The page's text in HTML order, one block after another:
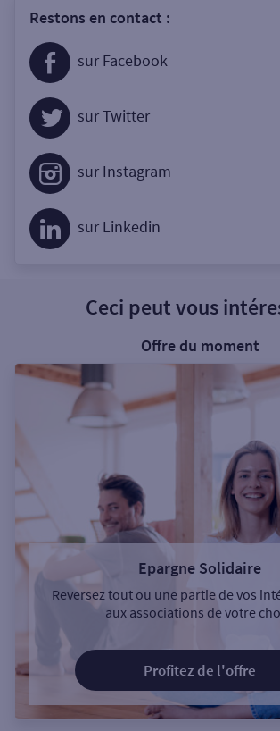
Restons en contact :
sur Facebook
sur Twitter
sur Instagram
sur Linkedin
Ceci peut vous
Offre du moment
Epargne Solidaire
Reversez tout ou une partie de vos
aux associations de votre
Profitez de l'offre